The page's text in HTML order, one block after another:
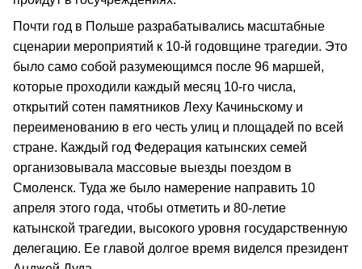
Почти год в Польше разрабатывались масштабные
сценарии мероприятий к 10-й годовщине трагедии. Это
было само собой разумеющимся после 96 маршей,
которые проходили каждый месяц 10-го числа,
открытий сотен памятников Леху Качиньскому и
переименованию в его честь улиц и площадей по всей
стране. Каждый год Федерация катынских семей
организовывала массовые выезды поездом в
Смоленск. Туда же было намерение направить 10
апреля этого года, чтобы отметить и 80-летие
катынской трагедии, высокого уровня государственную
делегацию. Ее главой долгое время виделся президент